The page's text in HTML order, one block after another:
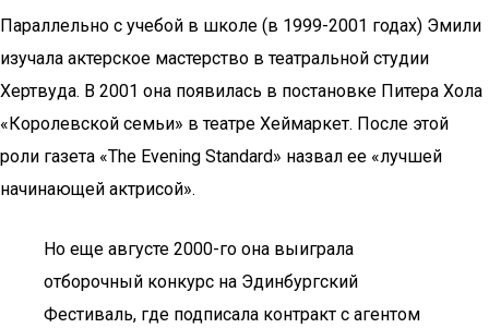
Параллельно с учебой в школе (в 1999-2001 годах) Эмили
изучала актерское мастерство в театральной студии
Хертвуда. В 2001 она появилась в постановке Питера Хола
«Королевской семьи» в театре Хеймаркет. После этой
роли газета «The Evening Standard» назвал ее «лучшей
начинающей актрисой».
Но еще августе 2000-го она выиграла
отборочный конкурс на Эдинбургский
Фестиваль, где подписала контракт с агентом